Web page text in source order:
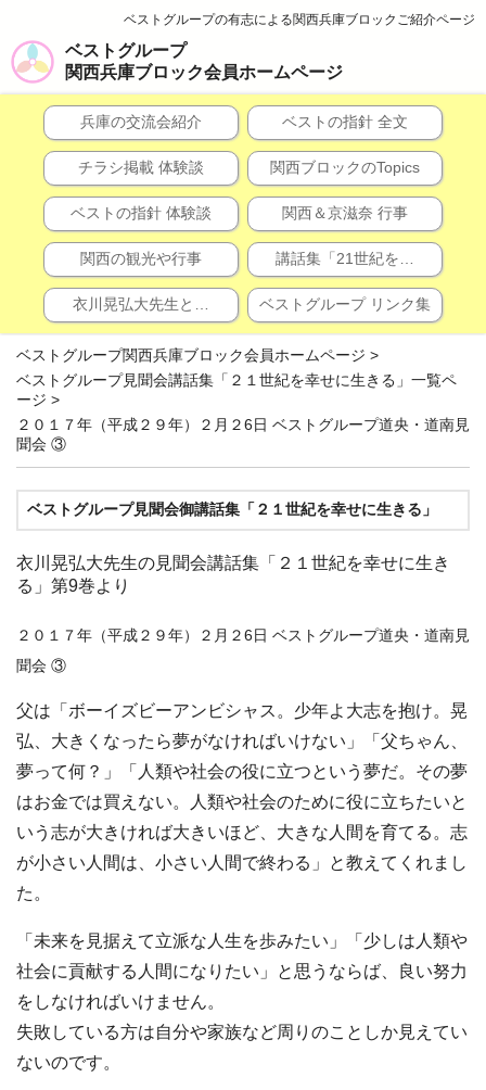
ベストグループの有志による関西兵庫ブロックご紹介ページ
ベストグループ
関西兵庫ブロック会員ホームページ
兵庫の交流会紹介 ベストの指針 全文
チラシ掲載 体験談 関西ブロックのTopics
ベストの指針 体験談 関西＆京滋奈 行事
関西の観光や行事 講話集「21世紀を…
衣川晃弘大先生と… ベストグループ リンク集
ベストグループ関西兵庫ブロック会員ホームページ >
ベストグループ見聞会講話集「２１世紀を幸せに生きる」一覧ペ
ージ >
２０１７年（平成２９年）２月２6日 ベストグループ道央・道南見
聞会 ③
ベストグループ見聞会御講話集「２１世紀を幸せに生きる」
衣川晃弘大先生の見聞会講話集「２１世紀を幸せに生き
る」第9巻より
２０１７年（平成２９年）２月２6日 ベストグループ道央・道南見
聞会 ③
父は「ボーイズビーアンビシャス。少年よ大志を抱け。晃
弘、大きくなったら夢がなければいけない」「父ちゃん、
夢って何？」「人類や社会の役に立つという夢だ。その夢
はお金では買えない。人類や社会のために役に立ちたいと
いう志が大きければ大きいほど、大きな人間を育てる。志
が小さい人間は、小さい人間で終わる」と教えてくれまし
た。
「未来を見据えて立派な人生を歩みたい」「少しは人類や
社会に貢献する人間になりたい」と思うならば、良い努力
をしなければいけません。
失敗している方は自分や家族など周りのことしか見えてい
ないのです。